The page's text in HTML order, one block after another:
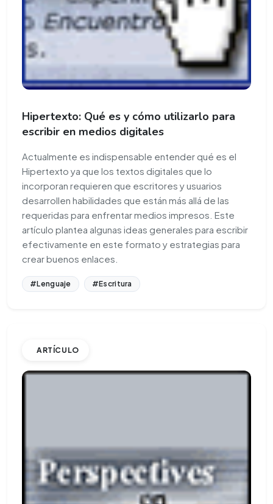
Hipertexto: Qué es y cómo utilizarlo para
escribir en medios digitales
Actualmente es indispensable entender qué es el
Hipertexto ya que los textos digitales que lo
incorporan requieren que escritores y usuarios
desarrollen habilidades que están más allá de las
requeridas para enfrentar medios impresos. Este
artículo plantea algunas ideas generales para escribir
efectivamente en este formato y estrategias para
crear buenos enlaces.
#Lenguaje #Escritura
ARTÍCULO